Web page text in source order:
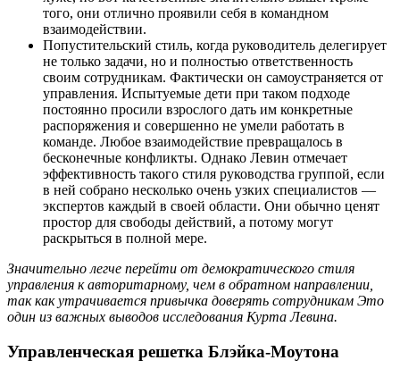
того, они отлично проявили себя в командном
взаимодействии.
Попустительский стиль, когда руководитель делегирует
не только задачи, но и полностью ответственность
своим сотрудникам. Фактически он самоустраняется от
управления. Испытуемые дети при таком подходе
постоянно просили взрослого дать им конкретные
распоряжения и совершенно не умели работать в
команде. Любое взаимодействие превращалось в
бесконечные конфликты. Однако Левин отмечает
эффективность такого стиля руководства группой, если
в ней собрано несколько очень узких специалистов —
экспертов каждый в своей области. Они обычно ценят
простор для свободы действий, а потому могут
раскрыться в полной мере.
Значительно легче перейти от демократического стиля
управления к авторитарному, чем в обратном направлении,
так как утрачивается привычка доверять сотрудникам Это
один из важных выводов исследования Курта Левина.
Управленческая решетка Блэйка-Моутона